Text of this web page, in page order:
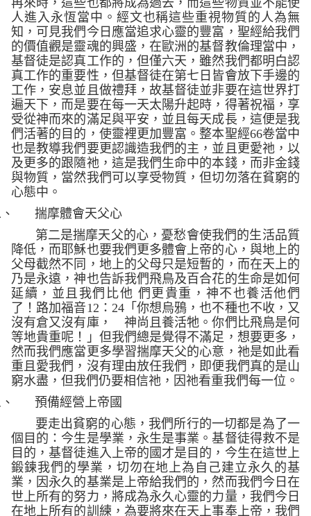
再來時，這些也都將成為過去，而這些物質並不能使
人進入永恆當中。經文也稱這些重視物質的人為無
知，可見我們今日應當追求心靈的豐富，聖經給我們
的價值觀是靈魂的興盛，在歐洲的基督教倫理當中，
基督徒是認真工作的，但僅六天，雖然我們都明白認
真工作的重要性，但基督徒在第七日皆會放下手邊的
工作，安息並且做禮拜，故基督徒並非要在這世界打
遍天下，而是要在每一天太陽升起時，得著祝福，享
受從神而來的滿足與平安，並且每天成長，這便是我
們活著的目的，使靈裡更加豐富。整本聖經66卷當中
也是教導我們要更認識造我們的主，並且更愛祂，以
及更多的跟隨祂，這是我們生命中的本錢，而非金錢
與物質，當然我們可以享受物質，但切勿落在貧窮的
心態中。
揣摩體會天父心
第二是揣摩天父的心，憂愁會使我們的生活品質
降低，而耶穌也要我們更多體會上帝的心，與地上的
父母截然不同，地上的父母只是短暫的，而在天上的
乃是永遠，神也告訴我們飛鳥及百合花的生命是如何
延續，並且我們比他 們更貴重，神不也養活他們
了！路加福音12 ： 24「你想烏鴉，也不種也不收，又
沒有倉又沒有庫， 神尚且養活牠。你們比飛鳥是何
等地貴重呢！」 但我們總是覺得不滿足，想要更多，
然而我們應當更多學習揣摩天父的心意，祂是如此看
重且愛我們，沒有理由放任我們，即便我們真的是山
窮水盡，但我們仍要相信祂，因祂看重我們每一位。
預備經營上帝國
要走出貧窮的心態，我們所行的一切都是為了一
個目的：今生是學業，永生是事業。基督徒得救不是
目的，基督徒進入上帝的國才是目的，今生在這世上
鍛鍊我們的學業，切勿在地上為自己建立永久的基
業，因永久的基業是上帝給我們的，然而我們今日在
世上所有的努力，將成為永久心靈的力量，我們今日
在地上所有的訓練，為要將來在天上事奉上帝，我們